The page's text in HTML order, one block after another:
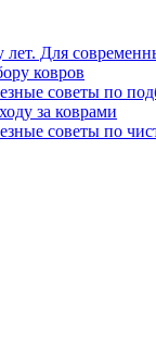
Для
советы по
советы по